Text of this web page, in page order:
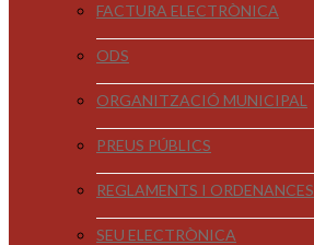
FACTURA ELECTRÒNICA
ODS
ORGANITZACIÓ MUNICIPAL
PREUS PÚBLICS
REGLAMENTS I ORDENANCES
SEU ELECTRÒNICA